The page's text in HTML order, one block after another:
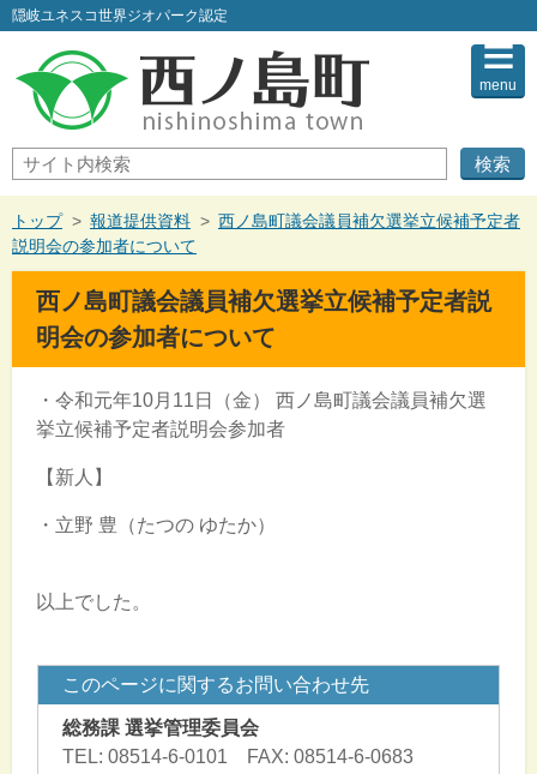
このページの本文へ
隠岐ユネスコ世界ジオパーク認定
サ
イ
ト
内
検
索
menu
現
在
の
トップ > 報道提供資料 > 西ノ島町議会議員補欠選挙立候補予定者
説明会の参加者について
西ノ島町議会議員補欠選挙立候補予定者説
明会の参加者について
・令和元年10月11日（金） 西ノ島町議会議員補欠選
挙立候補予定者説明会参加者
【新人】
・立野 豊（たつの ゆたか）
以上でした。
このページに関するお問い合わせ先
総務課 選挙管理委員会
TEL: 08514-6-0101 FAX: 08514-6-0683